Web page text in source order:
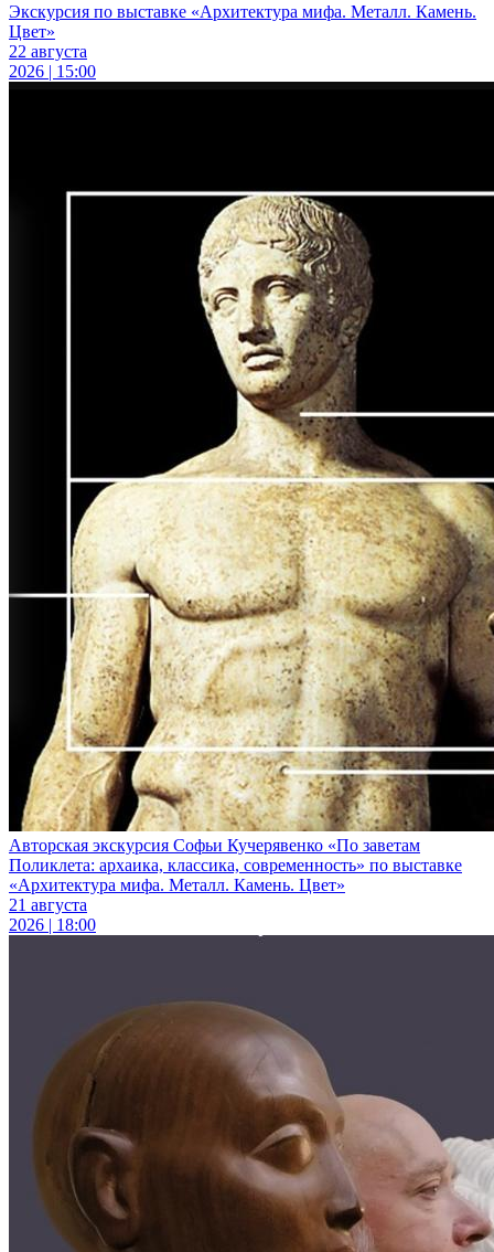
Экскурсия по выставке «Архитектура мифа. Металл. Камень.
Цвет»
22 августа
2026 | 15:00
Авторская экскурсия Софьи Кучерявенко «По заветам
Поликлета: архаика, классика, современность» по выставке
«Архитектура мифа. Металл. Камень. Цвет»
21 августа
2026 | 18:00